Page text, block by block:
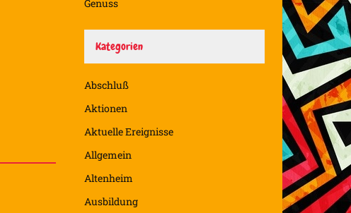
Genuss
Kategorien
Abschluß
Aktionen
Aktuelle Ereignisse
Allgemein
Altenheim
Ausbildung